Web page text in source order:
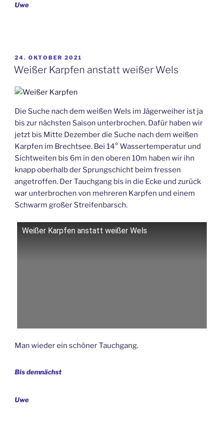
Uwe
VERÖFFENTLICHT
AM
24. OKTOBER 2021
Weißer Karpfen anstatt weißer Wels
Die Suche nach dem weißen Wels im Jägerweiher ist ja
bis zur nächsten Saison unterbrochen. Dafür haben wir
jetzt bis Mitte Dezember die Suche nach dem weißen
Karpfen im Brechtsee. Bei 14° Wassertemperatur und
Sichtweiten bis 6m in den oberen 10m haben wir ihn
knapp oberhalb der Sprungschicht beim fressen
angetroffen. Der Tauchgang bis in die Ecke und zurück
war unterbrochen von mehreren Karpfen und einem
Schwarm großer Streifenbarsch.
Weißer Karpfen anstatt weißer Wels
Man wieder ein schöner Tauchgang.
Bis demnächst
Uwe